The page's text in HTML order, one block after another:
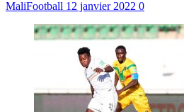
MaliFootball 12 janvier 2022 0